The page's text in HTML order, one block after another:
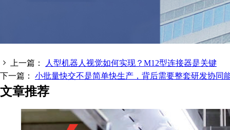
上一篇：
人型机器人视觉如何实现？M12型连接器是关键
下一篇： 小批量快交不是简单快生产，背后需要整套研发协同
文章推荐